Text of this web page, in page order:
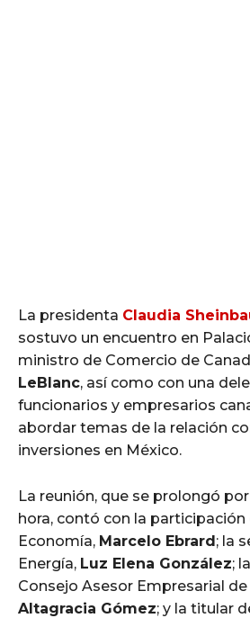
La presidenta Claudia
sostuvo un encuentro en
ministro de Comercio de
LeBlanc, así como con una
funcionarios y empresarios
abordar temas de la relación
inversiones en México.
La reunión, que se prolongó
hora, contó con la
Economía, Marcelo Ebrard; la
Energía, Luz Elena González;
Consejo Asesor Empresarial
Altagracia Gómez; y la titular